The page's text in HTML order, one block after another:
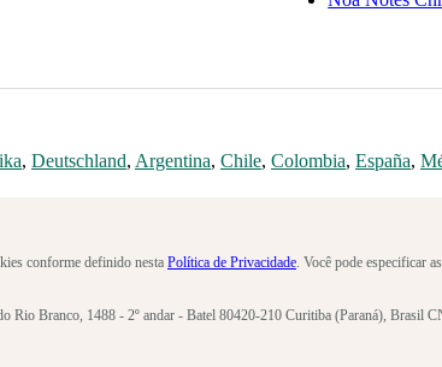
, Deutschland, Argentina, Chile, Colombia, España,
conforme definido nesta Política de Privacidade. Você pode especificar
Rio Branco, 1488 - 2º andar - Batel 80420-210 Curitiba (Paraná), Brasil